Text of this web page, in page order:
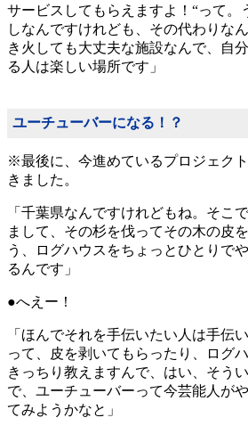
サービスしてもらえますよ！“って。
しなんですけれども、その代わりな
き火しても大丈夫な施設なんで、自
る人は楽しい場所です」
ユーチューバーになる！？
※最後に、今進めているプロジェク
きました。
「千葉県なんですけれどもね。そこ
まして、その杉を伐ってその木の皮
う、ログハウスをちょっとひとりで
るんです」
●へえー！
「ほんでそれを手伝いたい人は手伝
って、皮を剥いてもらったり、ログ
きっちり教えますんで、はい、そう
で、ユーチューバーって今芸能人が
てみようかなと」